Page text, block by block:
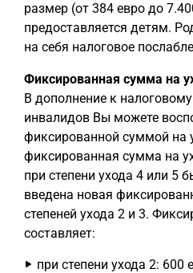
размер (от 384 евро до
предоставляется детям.
на себя налоговое
Фиксированная сумма на
В дополнение к
инвалидов Вы можете
фиксированной суммой на
фиксированная сумма на
при степени ухода 4 или 5
введена новая
степеней ухода 2 и 3.
составляет:
при степени ухода 2: 600